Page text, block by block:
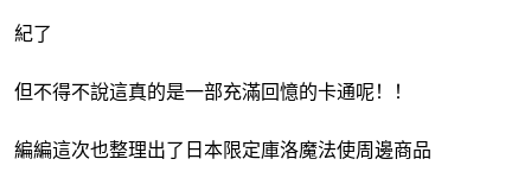
紀了
但不得不說這真的是一部充滿回憶的卡通呢！！
編編這次也整理出了日本限定庫洛魔法使周邊商品